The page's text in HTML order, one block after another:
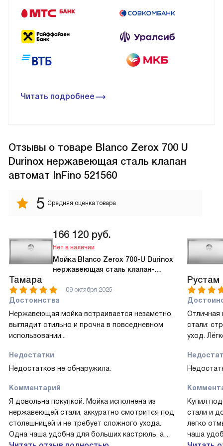
Читать подробнее
Отзывы о товаре Blanco Zerox 700 U
Durinox нержавеющая сталь клапан
автомат InFino 521560
5 Средняя оценка товара
166 120 руб.
Нет в наличии
Мойка Blanco Zerox 700-U Durinox
нержавеющая сталь клапан-
Тамара
09 октября 2025
Достоинства
Нержавеющая мойка встраивается незаметно,
выглядит стильно и прочна в повседневном
использовании...
Недостатки
Недостатков не обнаружила.
Комментарий
Я довольна покупкой. Мойка исполнена из
нержавеющей стали, аккуратно смотрится под
столешницей и не требует сложного ухода.
Одна чаша удобна для больших кастрюль, а
Рустам
Отличная
стали:
уход.
Купил
стали и
легко
чаша